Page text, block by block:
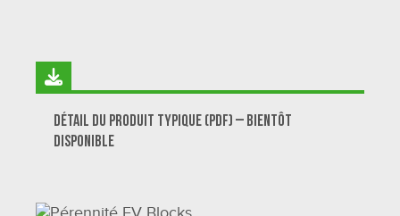
Détail du produit typique (PDF) – Bientôt
disponible